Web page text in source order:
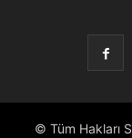
© Tüm Hakları